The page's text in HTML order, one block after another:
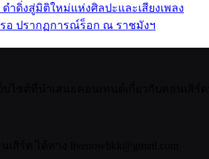
ดำดิ่งสู่มิติใหม่แห่งศิลปะและเสียงเพลง
รอ ปรากฏการณ์ร็อก ณ ราชมังฯ